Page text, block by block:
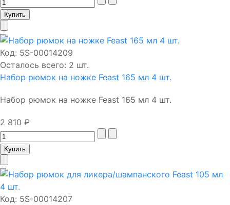
Код: 5S-00014209
Осталось всего: 2 шт.
Набор рюмок на ножке Feast 165 мл 4 шт.
Набор рюмок на ножке Feast 165 мл 4 шт.
2 810 ₽
Код: 5S-00014207